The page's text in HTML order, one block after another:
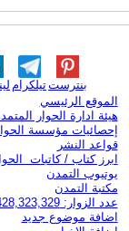
تيلكرامبنترست
الموقع الرئيسي
هيئة ادارة الحوار
إحصائيات مؤسسة
قواعد النشر
ابرز كتاب / كاتبات
يوتيوب التمدن
مكتبة التمدن
عدد الزوار: 3,428,323,329
اضافة موضوع جديد